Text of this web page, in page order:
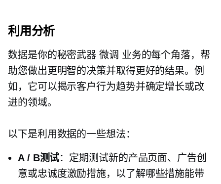
利用分析
数据是你的秘密武器 微调 业务的每个角落，帮
助您做出更明智的决策并取得更好的结果。例
如，它可以揭示客户行为趋势并确定增长或改
进的领域。
以下是利用数据的一些想法：
A / B测试：定期测试新的产品页面、广告创
意或忠诚度激励措施，以了解哪些措施能带